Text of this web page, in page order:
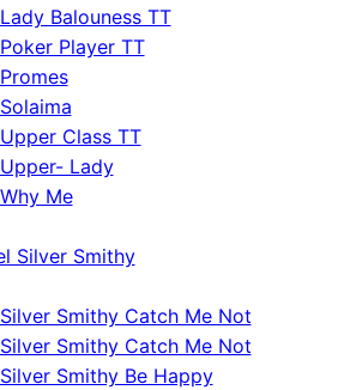
Lady Balouness TT
Poker Player TT
Promes
Solaima
Upper Class TT
Upper- Lady
Why Me
Silver Smithy
Silver Smithy Catch Me Not
Silver Smithy Catch Me Not
Silver Smithy Be Happy